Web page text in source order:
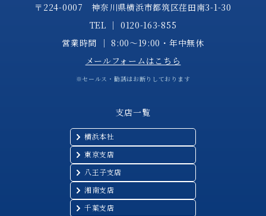
〒224-0007 神奈川県横浜市都筑区荏田南3-1-30
TEL │ 0120-163-855
営業時間 │ 8:00～19:00・年中無休
メールフォームはこちら
※セールス・勧誘はお断りしております
支店一覧
横浜本社
東京支店
八王子支店
湘南支店
千葉支店